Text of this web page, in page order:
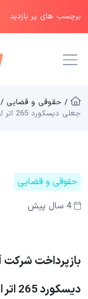
برچسب های پر بازدید :
/ حقوقی و قضایی /
جعلی دیسکورد 265 اتر از دست دادند
حقوقی و قضایی
4 سال پیش
بازپرداخت شرکت
دیسکورد 265 اتر از دست دادند